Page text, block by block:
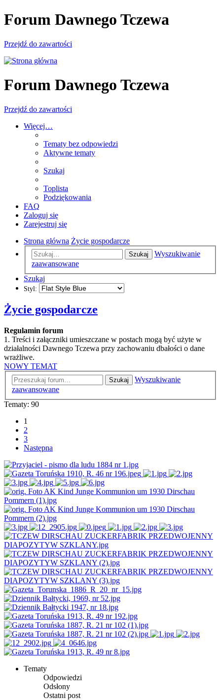
Forum Dawnego Tczewa
Przejdź do zawartości
Forum Dawnego Tczewa
Przejdź do zawartości
Więcej…
Tematy bez odpowiedzi
Aktywne tematy
Szukaj
Toplista
Podziękowania
FAQ
Zaloguj się
Zarejestruj się
Strona główna Życie gospodarcze
Szukaj
Wyszukiwanie
zaawansowane
Szukaj
Styl:
Życie gospodarcze
Regulamin forum
1. Treści i załączniki umieszczane w postach mogą być użyte w
działalności Dawnego Tczewa przy zachowaniu dbałości o dane
wrażliwe.
NOWY TEMAT
Szukaj
Wyszukiwanie
zaawansowane
Tematy: 90
1
2
3
Następna
Tematy
Odpowiedzi
Odsłony
Ostatni post